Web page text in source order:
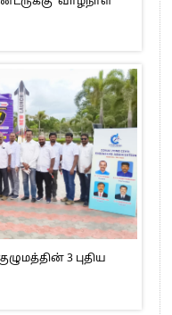
3 புதிய